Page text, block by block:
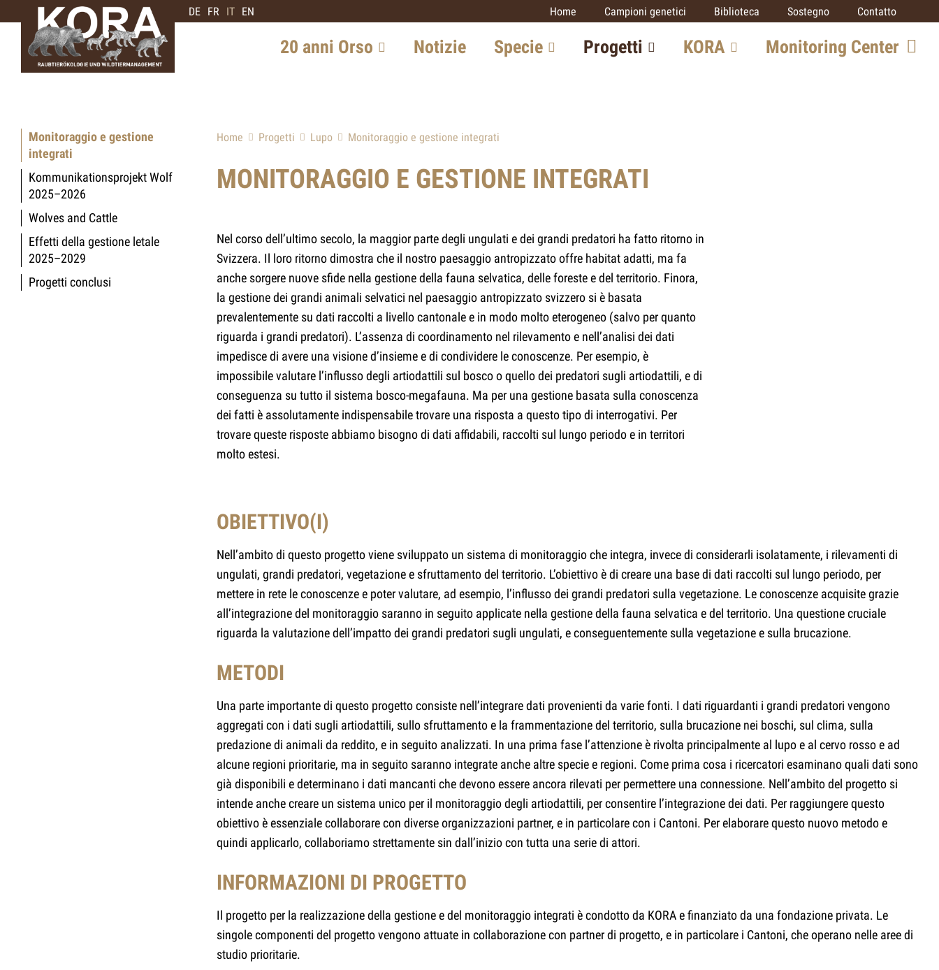
DE FR IT EN Home Campioni genetici Biblioteca Sostegno Contatto
20 anni Orso
di orsi
Notizie Specie
Sciacallo dorato
Progetti
Lupo
Altri progetti
KORA
SCALP
Partner
Monitoring Center
Monitoraggio e gestione
integrati
Kommunikationsprojekt Wolf
2025–2026
Wolves and Cattle
Effetti della gestione letale
2025–2029
Progetti conclusi
Home Progetti Lupo Monitoraggio e gestione integrati
MONITORAGGIO E GESTIONE INTEGRATI
Nel corso dell’ultimo secolo, la maggior parte degli ungulati e dei grandi predatori ha fatto ritorno in
Svizzera. Il loro ritorno dimostra che il nostro paesaggio antropizzato offre habitat adatti, ma fa
anche sorgere nuove sfide nella gestione della fauna selvatica, delle foreste e del territorio. Finora,
la gestione dei grandi animali selvatici nel paesaggio antropizzato svizzero si è basata
prevalentemente su dati raccolti a livello cantonale e in modo molto eterogeneo (salvo per quanto
riguarda i grandi predatori). L’assenza di coordinamento nel rilevamento e nell’analisi dei dati
impedisce di avere una visione d’insieme e di condividere le conoscenze. Per esempio, è
impossibile valutare l’influsso degli artiodattili sul bosco o quello dei predatori sugli artiodattili, e di
conseguenza su tutto il sistema bosco-megafauna. Ma per una gestione basata sulla conoscenza
dei fatti è assolutamente indispensabile trovare una risposta a questo tipo di interrogativi. Per
trovare queste risposte abbiamo bisogno di dati affidabili, raccolti sul lungo periodo e in territori
molto estesi.
OBIETTIVO(I)
Nell’ambito di questo progetto viene sviluppato un sistema di monitoraggio che integra, invece di considerarli isolatamente, i rilevamenti di
ungulati, grandi predatori, vegetazione e sfruttamento del territorio. L’obiettivo è di creare una base di dati raccolti sul lungo periodo, per
mettere in rete le conoscenze e poter valutare, ad esempio, l’influsso dei grandi predatori sulla vegetazione. Le conoscenze acquisite grazie
all’integrazione del monitoraggio saranno in seguito applicate nella gestione della fauna selvatica e del territorio. Una questione cruciale
riguarda la valutazione dell’impatto dei grandi predatori sugli ungulati, e conseguentemente sulla vegetazione e sulla brucazione.
METODI
Una parte importante di questo progetto consiste nell’integrare dati provenienti da varie fonti. I dati riguardanti i grandi predatori vengono
aggregati con i dati sugli artiodattili, sullo sfruttamento e la frammentazione del territorio, sulla brucazione nei boschi, sul clima, sulla
predazione di animali da reddito, e in seguito analizzati. In una prima fase l’attenzione è rivolta principalmente al lupo e al cervo rosso e ad
alcune regioni prioritarie, ma in seguito saranno integrate anche altre specie e regioni. Come prima cosa i ricercatori esaminano quali dati sono
già disponibili e determinano i dati mancanti che devono essere ancora rilevati per permettere una connessione. Nell’ambito del progetto si
intende anche creare un sistema unico per il monitoraggio degli artiodattili, per consentire l’integrazione dei dati. Per raggiungere questo
obiettivo è essenziale collaborare con diverse organizzazioni partner, e in particolare con i Cantoni. Per elaborare questo nuovo metodo e
quindi applicarlo, collaboriamo strettamente sin dall’inizio con tutta una serie di attori.
INFORMAZIONI DI PROGETTO
Il progetto per la realizzazione della gestione e del monitoraggio integrati è condotto da KORA e finanziato da una fondazione privata. Le
singole componenti del progetto vengono attuate in collaborazione con partner di progetto, e in particolare i Cantoni, che operano nelle aree di
studio prioritarie.